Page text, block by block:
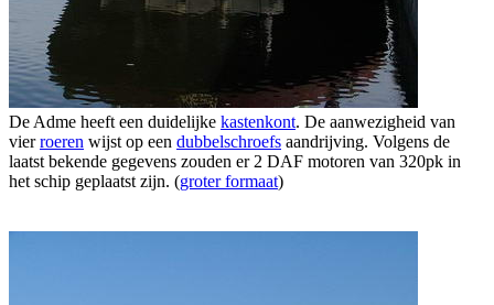
De Adme heeft een duidelijke kastenkont. De aanwezigheid van
vierroeren wijst op een dubbelschroefs aandrijving. Volgens de
laatst bekende gegevens zouden er 2 DAF motoren van 320pk in
het schip geplaatst zijn. (groter formaat)